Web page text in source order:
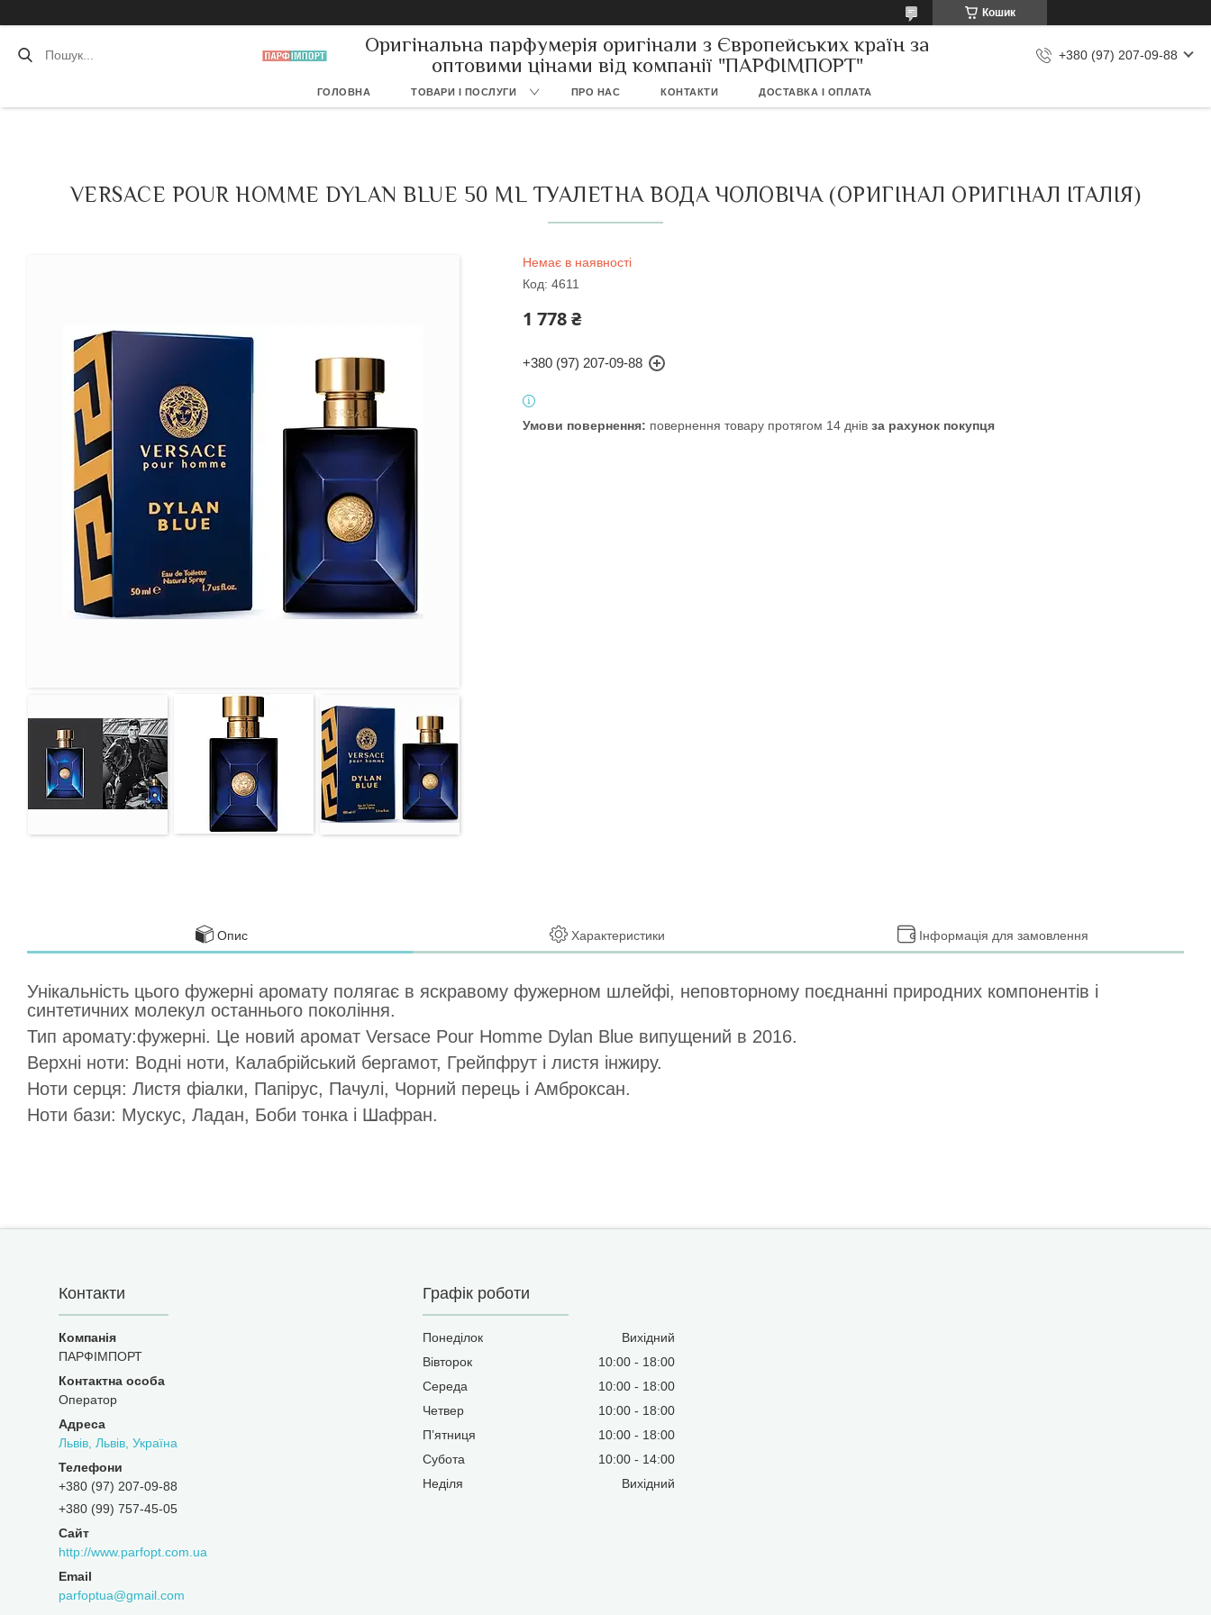
Кошик
Оригінальна парфумерія оригінали з Європейських країн за
оптовими цінами від компанії "ПАРФІМПОРТ"
+380 (97) 207-09-88
ГОЛОВНА ТОВАРИ І ПОСЛУГИ ПРО НАС КОНТАКТИ ДОСТАВКА І ОПЛАТА
VERSACE POUR HOMME DYLAN BLUE 50 ML ТУАЛЕТНА ВОДА ЧОЛОВІЧА (ОРИГІНАЛ ОРИГІНАЛ ІТАЛІЯ)
Немає в наявності
Код: 4611
1 778 ₴
+380 (97) 207-09-88
повернення товару протягом 14 днів за рахунок покупця
Опис Характеристики Інформація для замовлення
Унікальність цього фужерні аромату полягає в яскравому фужерном шлейфі, неповторному поєднанні природних компонентів і
синтетичних молекул останнього покоління.
Тип аромату:фужерні. Це новий аромат Versace Pour Homme Dylan Blue випущений в 2016.
Верхні ноти: Водні ноти, Калабрійський бергамот, Грейпфрут і листя інжиру.
Ноти серця: Листя фіалки, Папірус, Пачулі, Чорний перець і Амброксан.
Ноти бази: Мускус, Ладан, Боби тонка і Шафран.
Контакти
ПАРФІМПОРТ
Оператор
Львів, Львів, Україна
+380 (97) 207-09-88
+380 (99) 757-45-05
http://www.parfopt.com.ua
parfoptua@gmail.com
Графік роботи
Понеділок
Вихідний
Вівторок
10:00
18:00
Середа
10:00
18:00
Четвер
10:00
18:00
Пʼятниця
10:00
18:00
Субота
10:00
14:00
Неділя
Вихідний